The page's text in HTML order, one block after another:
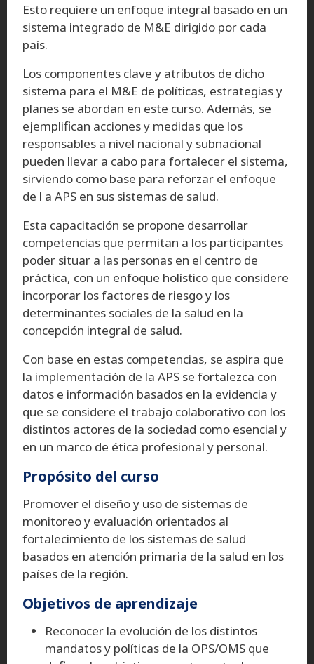
Esto requiere un enfoque integral basado en un
sistema integrado de M&E dirigido por cada
país.
Los componentes clave y atributos de dicho
sistema para el M&E de políticas, estrategias y
planes se abordan en este curso. Además, se
ejemplifican acciones y medidas que los
responsables a nivel nacional y subnacional
pueden llevar a cabo para fortalecer el sistema,
sirviendo como base para reforzar el enfoque
de l a APS en sus sistemas de salud.
Esta capacitación se propone desarrollar
competencias que permitan a los participantes
poder situar a las personas en el centro de
práctica, con un enfoque holístico que considere
incorporar los factores de riesgo y los
determinantes sociales de la salud en la
concepción integral de salud.
Con base en estas competencias, se aspira que
la implementación de la APS se fortalezca con
datos e información basados en la evidencia y
que se considere el trabajo colaborativo con los
distintos actores de la sociedad como esencial y
en un marco de ética profesional y personal.
Propósito del curso
Promover el diseño y uso de sistemas de
monitoreo y evaluación orientados al
fortalecimiento de los sistemas de salud
basados en atención primaria de la salud en los
países de la región.
Objetivos de aprendizaje
Reconocer la evolución de los distintos
mandatos y políticas de la OPS/OMS que